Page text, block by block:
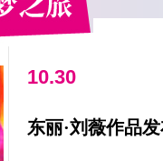
10.30
东丽·刘薇作品